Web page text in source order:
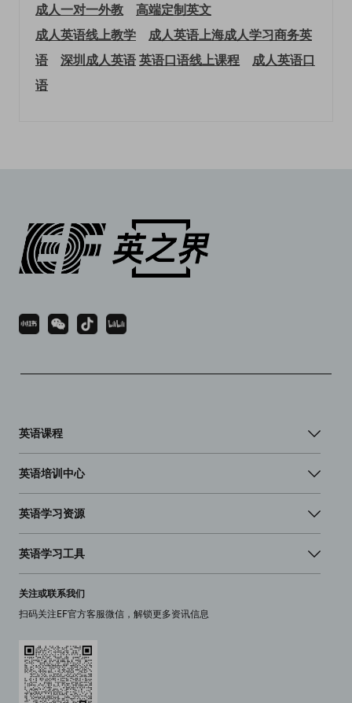
成人一对一外教
高端定制英文
成人英语线上教学
成人英语上海成人学习商务英
语
深圳成人英语英语口语线上课程
成人英语口
语
英语课程
英语培训中心
英语学习资源
英语学习工具
关注或联系我们
扫码关注EF官方客服微信，解锁更多资讯信息